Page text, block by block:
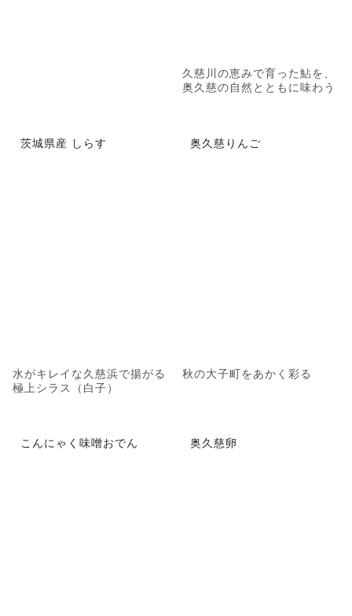
久慈川の恵みで育った鮎を、
奥久慈の自然とともに味わう
茨城県産 しらす
水がキレイな久慈浜で揚がる
極上シラス（白子）
奥久慈りんご
秋の大子町をあかく彩る
こんにゃく味噌おでん 奥久慈卵